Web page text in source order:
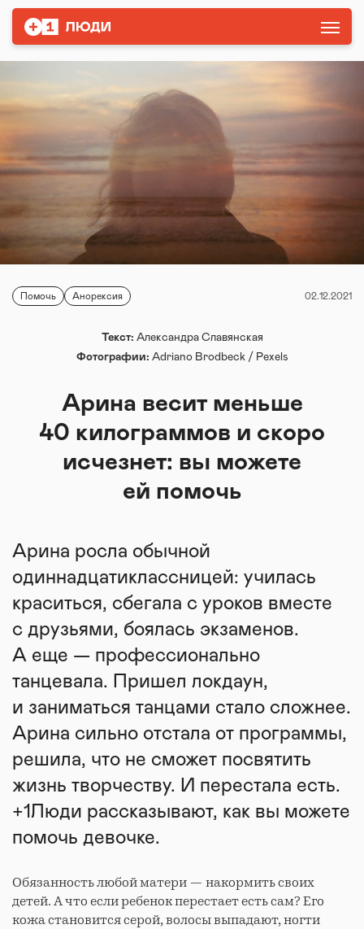
Помочь Анорексия 02.12.2021
Текст: Александра Славянская
Фотографии: Adriano Brodbeck / Pexels
Арина весит меньше
40 килограммов и скоро
исчезнет: вы можете
ей помочь
Арина росла обычной
одиннадцатиклассницей: училась
краситься, сбегала с уроков вместе
с друзьями, боялась экзаменов.
А еще — профессионально
танцевала. Пришел локдаун,
и заниматься танцами стало сложнее.
Арина сильно отстала от программы,
решила, что не сможет посвятить
жизнь творчеству. И перестала есть.
+1Люди рассказывают, как вы можете
помочь девочке.
Обязанность любой матери — накормить своих
детей. А что если ребенок перестает есть сам? Его
кожа становится серой, волосы выпадают, ногти